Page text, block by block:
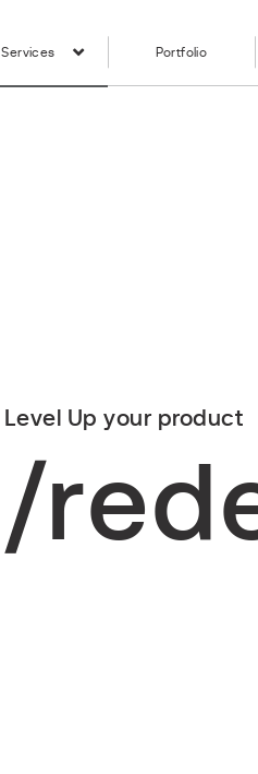
Services Portfolio
Level Up your product
/